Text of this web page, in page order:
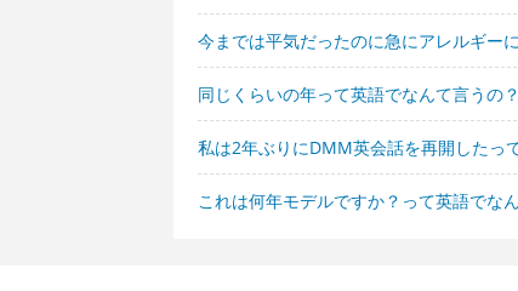
今までは平気だったのに急にアレルギー
同じくらいの年って英語でなんて言うの？
私は2年ぶりにDMM英会話を再開したっ
これは何年モデルですか？って英語でな